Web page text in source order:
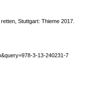
Stuttgart: Thieme 2017.
3-13-240231-7